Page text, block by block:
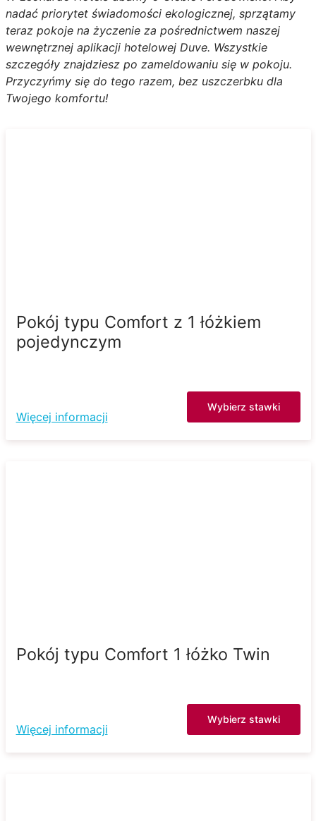
nadać priorytet świadomości ekologicznej, sprzątamy
teraz pokoje na życzenie za pośrednictwem naszej
wewnętrznej aplikacji hotelowej Duve. Wszystkie
szczegóły znajdziesz po zameldowaniu się w pokoju.
Przyczyńmy się do tego razem, bez uszczerbku dla
Twojego komfortu!
Pokój typu Comfort z 1 łóżkiem
pojedynczym
Więcej informacji
Wybierz stawki
Pokój typu Comfort 1 łóżko Twin
Więcej informacji
Wybierz stawki